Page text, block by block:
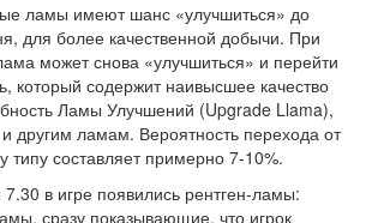
ламы имеют шанс «улучшиться» до
для более качественной добычи. При
может снова «улучшиться» и перейти
который содержит наивысшее качество
Ламы Улучшений (Upgrade Llama),
другим ламам. Вероятность перехода от
типу составляет примерно 7-10%.
в игре появились рентген-ламы:
сразу показывающие, что игрок